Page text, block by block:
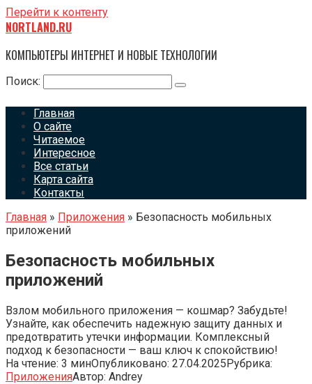
Перейти к контенту
NORTLAND.RU
КОМПЬЮТЕРЫ ИНТЕРНЕТ И НОВЫЕ ТЕХНОЛОГИИ
Поиск:
Главная
О сайте
Читаемое
Интересное
Все статьи
Карта сайта
Контакты
Главная » Приложения » Безопасность мобильных
приложений
Безопасность мобильных
приложений
Взлом мобильного приложения — кошмар? Забудьте!
Узнайте, как обеспечить надежную защиту данных и
предотвратить утечки информации. Комплексный
подход к безопасности — ваш ключ к спокойствию!
На чтение: 3 минОпубликовано: 27.04.2025Рубрика:
ПриложенияАвтор: Andrey